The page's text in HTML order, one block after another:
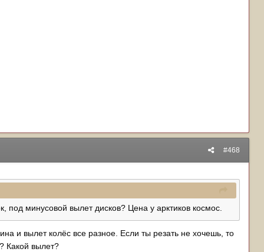
#468
под минусовой вылет дисков? Цена у арктиков космос.
и вылет колёс все разное. Если ты резать не хочешь, то
Какой вылет?